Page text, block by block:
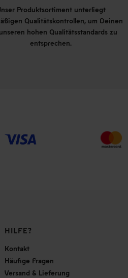
Produktsortiment unterliegt
Qualitätskontrollen, um Deinen
hohen Qualitätsstandards zu
entsprechen.
HILFE?
Kontakt
Häufige Fragen
Versand & Lieferung